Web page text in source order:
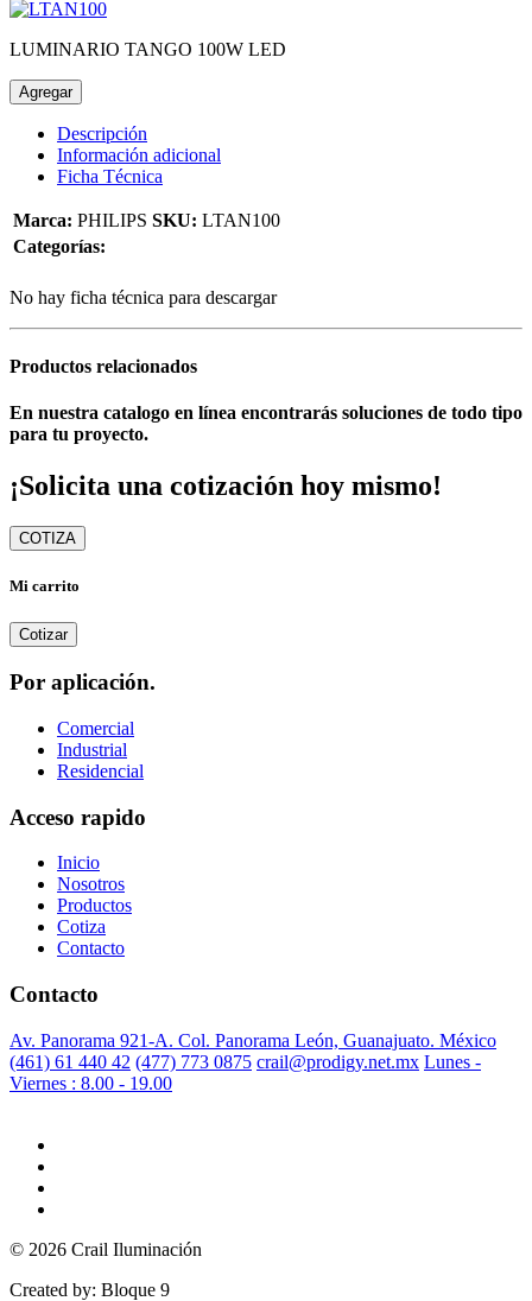
LUMINARIO TANGO 100W LED
Agregar
Descripción
Información adicional
Ficha Técnica
Marca: PHILIPS SKU: LTAN100
Categorías:
No hay ficha técnica para descargar
Productos relacionados
En nuestra catalogo en línea encontrarás soluciones de todo tipo
para tu proyecto.
¡Solicita una cotización hoy mismo!
COTIZA
Mi carrito
Cotizar
Por aplicación.
Comercial
Industrial
Residencial
Acceso rapido
Inicio
Nosotros
Productos
Cotiza
Contacto
Contacto
Av. Panorama 921-A. Col. Panorama León, Guanajuato. México
(461) 61 440 42 (477) 773 0875 crail@prodigy.net.mx Lunes -
Viernes : 8.00 - 19.00
© 2026 Crail Iluminación
Created by: Bloque 9